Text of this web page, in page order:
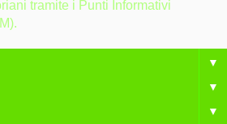
tramite i Punti Informativi
▼
▼
▼